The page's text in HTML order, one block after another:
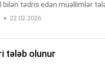
bilən tədris edən müəllimlər
tələb olunur.İtalyan dilini
22.02.2026
tələb olunur